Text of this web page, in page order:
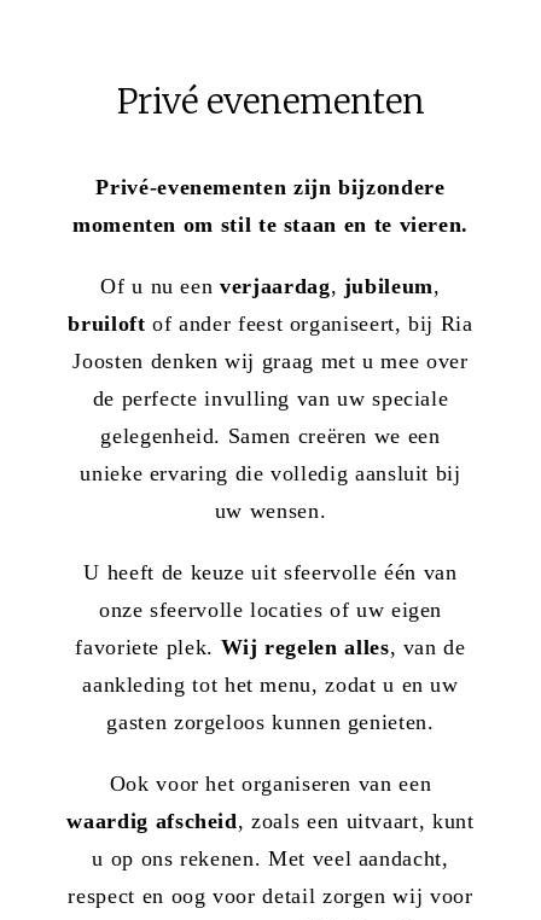
Privé evenementen
Privé-evenementen zijn bijzondere
momenten om stil te staan en te vieren.
Of u nu eenverjaardag, jubileum,
bruiloft of ander feest organiseert, bij Ria
Joosten denken wij graag met u mee over
de perfecte invulling van uw speciale
gelegenheid. Samen creëren we een
unieke ervaring die volledig aansluit bij
uw wensen.
U heeft de keuze uit sfeervolle één van
onze sfeervolle locaties of uw eigen
favoriete plek. Wij regelen alles, van de
aankleding tot het menu, zodat u en uw
gasten zorgeloos kunnen genieten.
Ook voor het organiseren van een
waardig afscheid, zoals een uitvaart, kunt
u op ons rekenen. Met veel aandacht,
respect en oog voor detail zorgen wij voor